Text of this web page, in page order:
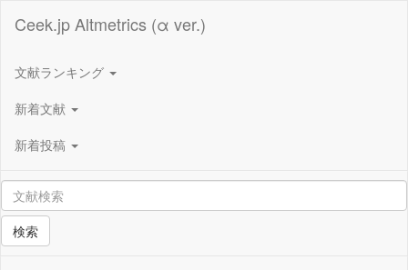
Ceek.jp Altmetrics (α ver.)
文献ランキング
新着文献
新着投稿
検索